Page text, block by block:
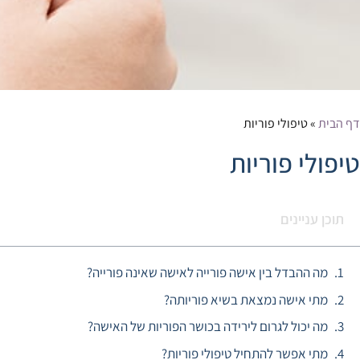
דף הבית»טיפולי פוריות
טיפולי פוריות
תוכן עניינים
מה ההבדל בין אישה פורייה לאישה שאינה פורייה?
מתי אישה נמצאת בשיא פוריותה?
מה יכול לגרום לירידה בכושר הפוריות של האישה?
מתי אפשר להתחיל טיפולי פוריות?